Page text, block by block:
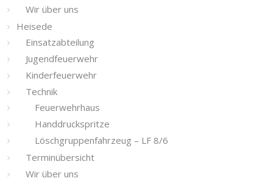
Wir über uns
Heisede
Einsatzabteilung
Jugendfeuerwehr
Kinderfeuerwehr
Technik
Feuerwehrhaus
Handdruckspritze
Löschgruppenfahrzeug – LF 8/6
Terminübersicht
Wir über uns